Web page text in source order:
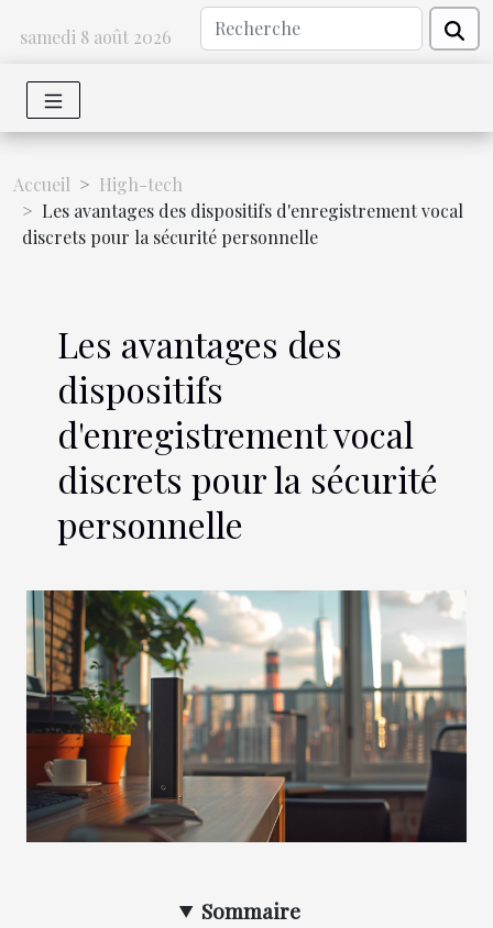
samedi 8 août 2026
Accueil
High-tech
Les avantages des dispositifs d'enregistrement vocal
discrets pour la sécurité personnelle
Les avantages des
dispositifs
d'enregistrement vocal
discrets pour la sécurité
personnelle
Sommaire